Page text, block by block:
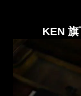
KEN